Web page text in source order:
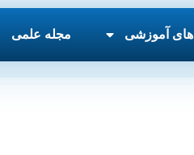
های آموزشی مجله علمی